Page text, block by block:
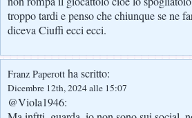
troppo tardi e penso che chiunque se ne
diceva Ciuffi ecci ecci.
Franz Paperott ha scritto:
Dicembre 12th, 2024 alle 15:07
@Viola1946: